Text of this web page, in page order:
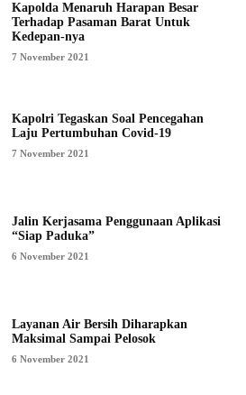
Kapolda Menaruh Harapan Besar
Terhadap Pasaman Barat Untuk
Kedepan-nya
7 November 2021
Kapolri Tegaskan Soal Pencegahan
Laju Pertumbuhan Covid-19
7 November 2021
Jalin Kerjasama Penggunaan Aplikasi
“Siap Paduka”
6 November 2021
Layanan Air Bersih Diharapkan
Maksimal Sampai Pelosok
6 November 2021